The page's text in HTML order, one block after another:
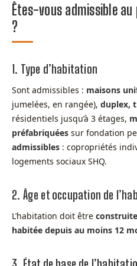
Êtes-vous admissible
?
1. Type d’habitation
Sont admissibles : maisons
jumelées, en rangée), duplex,
résidentiels jusqu’à 3 étages,
préfabriquées sur fondation
admissibles : copropriétés
logements sociaux SHQ.
2. Âge et occupation de
L’habitation doit être
habitée depuis au moins 12